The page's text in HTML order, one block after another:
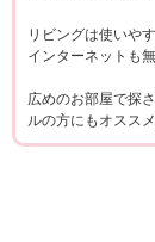
リビングは使いや
インターネットも
広めのお部屋で探
ルの方にもオスス